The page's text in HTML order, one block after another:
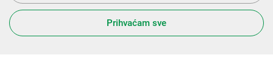
Prihvaćam sve